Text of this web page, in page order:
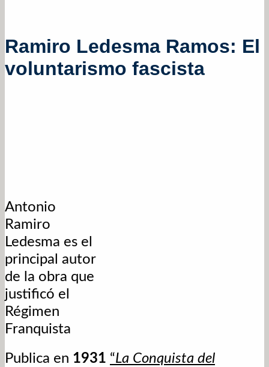
Ramiro Ledesma Ramos: El
voluntarismo fascista
Antonio
Ramiro
Ledesma es el
principal autor
de la obra que
justificó el
Régimen
Franquista
Publica en 1931 “La Conquista del